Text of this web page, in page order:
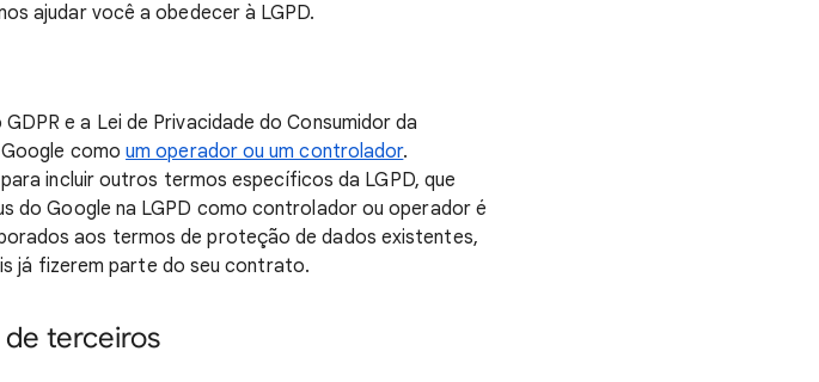
ajudar você a obedecer à LGPD.
e a Lei de Privacidade do Consumidor da
comoum operador ou um controlador.
incluir outros termos específicos da LGPD, que
do Google na LGPD como controlador ou operador é
aos termos de proteção de dados existentes,
já fizerem parte do seu contrato.
terceiros